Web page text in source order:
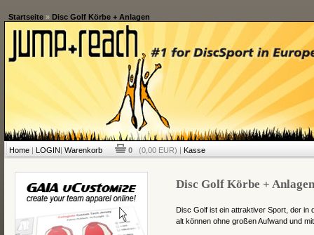
Startseite» Disc Golf Körbe + Anlagen
Home| LOGIN| Warenkorb 0 (0,00 EUR) | Kasse
Disc Golf Körbe + Anlagen
Disc Golf ist ein attraktiver Sport, der in
alt können ohne großen Aufwand und